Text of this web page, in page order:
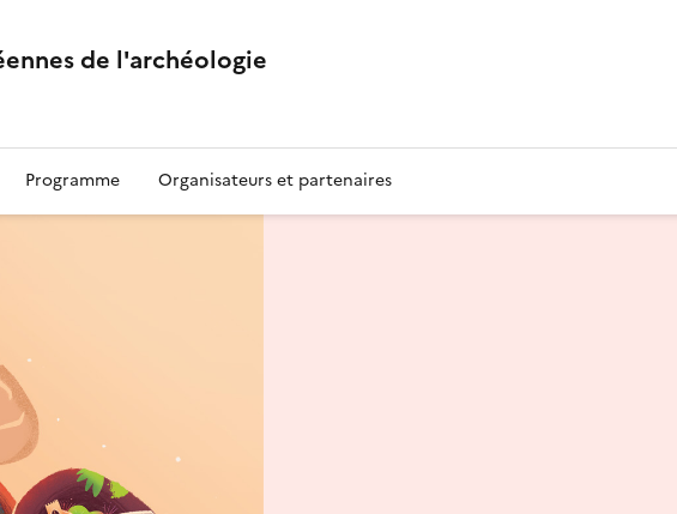
de l'archéologie
Programme Organisateurs et partenaires